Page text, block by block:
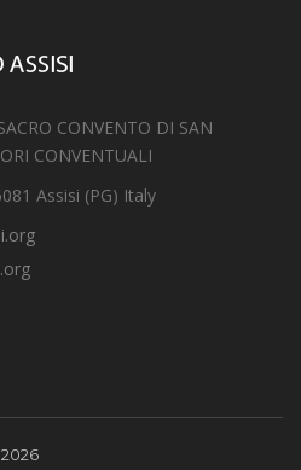
CONVENTO DI SAN
CONVENTUALI
Assisi (PG) Italy